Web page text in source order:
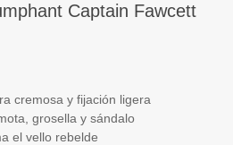
Captain Fawcett
cremosa y fijación ligera
grosella y sándalo
el vello rebelde